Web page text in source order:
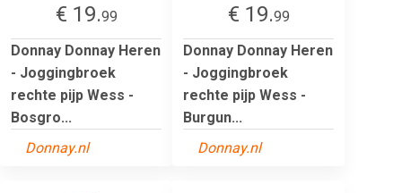
€ 19.99
Donnay Donnay Heren
- Joggingbroek
rechte pijp Wess -
Bosgro...
Donnay.nl
€ 19.99
Donnay Donnay Heren
- Joggingbroek
rechte pijp Wess -
Burgun...
Donnay.nl